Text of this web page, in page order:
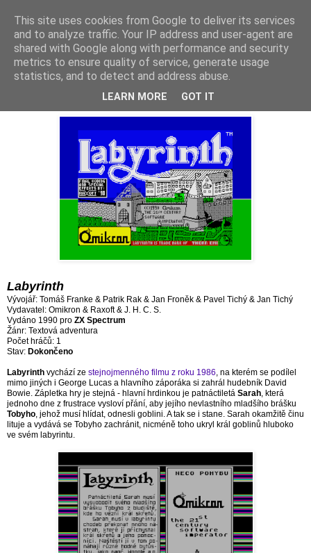
středa 17. června 2020
Hra 440: Labyrinth (1990)
Labyrinth
Vývojář: Tomáš Franke & Patrik Rak & Jan Froněk & Pavel Tichý & Jan Tichý
Vydavatel: Omikron & Raxoft & J. H. C. S.
Vydáno 1990 pro ZX Spectrum
Žánr: Textová adventura
Počet hráčů: 1
Stav: Dokončeno
Labyrinth vychází ze stejnojmenného filmu z roku 1986, na kterém se podílel
mimo jiných i George Lucas a hlavního záporáka si zahrál hudebník David
Bowie. Zápletka hry je stejná - hlavní hrdinkou je patnáctiletá Sarah, která
jednoho dne z frustrace vysloví přání, aby jejího nevlastního mladšího brášku
Tobyho, jehož musí hlídat, odnesli goblini. A tak se i stane. Sarah okamžitě činu
lituje a vydává se Tobyho zachránit, nicméně toho ukryl král goblinů hluboko
ve svém labyrintu.
This site uses cookies from Google to deliver its services
and to analyze traffic. Your IP address and user-agent are
shared with Google along with performance and security
metrics to ensure quality of service, generate usage
statistics, and to detect and address abuse.
LEARN MORE GOT IT